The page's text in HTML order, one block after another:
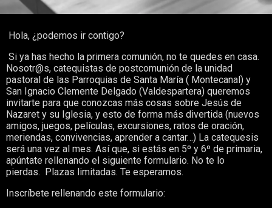
Hola, ¿podemos ir contigo?
Si ya has hecho la primera comunión, no te quedes en casa.
Nosotr@s, catequistas de postcomunión de la unidad
pastoral de las Parroquias de Santa María ( Montecanal) y
San Ignacio Clemente Delgado (Valdespartera) queremos
invitarte para que conozcas más cosas sobre Jesús de
Nazaret y su Iglesia, y esto de forma más divertida (nuevos
amigos, juegos, películas, excursiones, ratos de oración,
meriendas, convivencias, aprender a cantar…) La catequesis
será una vez al mes. Así que, si estás en 5º y 6º de primaria,
apúntate rellenando el siguiente formulario. No te lo
pierdas. Plazas limitadas. Te esperamos.
Inscríbete rellenando este formulario: